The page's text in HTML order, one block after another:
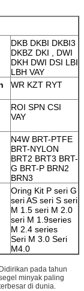
DKB DKBI DKBI3
DKBZ DKI , DWI
DKH DWI DSI LBI
LBH VAY
WR KZT RYT
ROI SPN CSI
VAY
N4W BRT-PTFE
BRT-NYLON
BRT2 BRT3 BRT-
G BRT-P BRN2
BRN3
Oring Kit P seri G
seri AS seri S seri
M 1.5 seri M 2.0
seri M 1.9series
M 2.4 series
Seri M 3.0 Seri
M4.0
pada tahun
minyak paling
di dunia.